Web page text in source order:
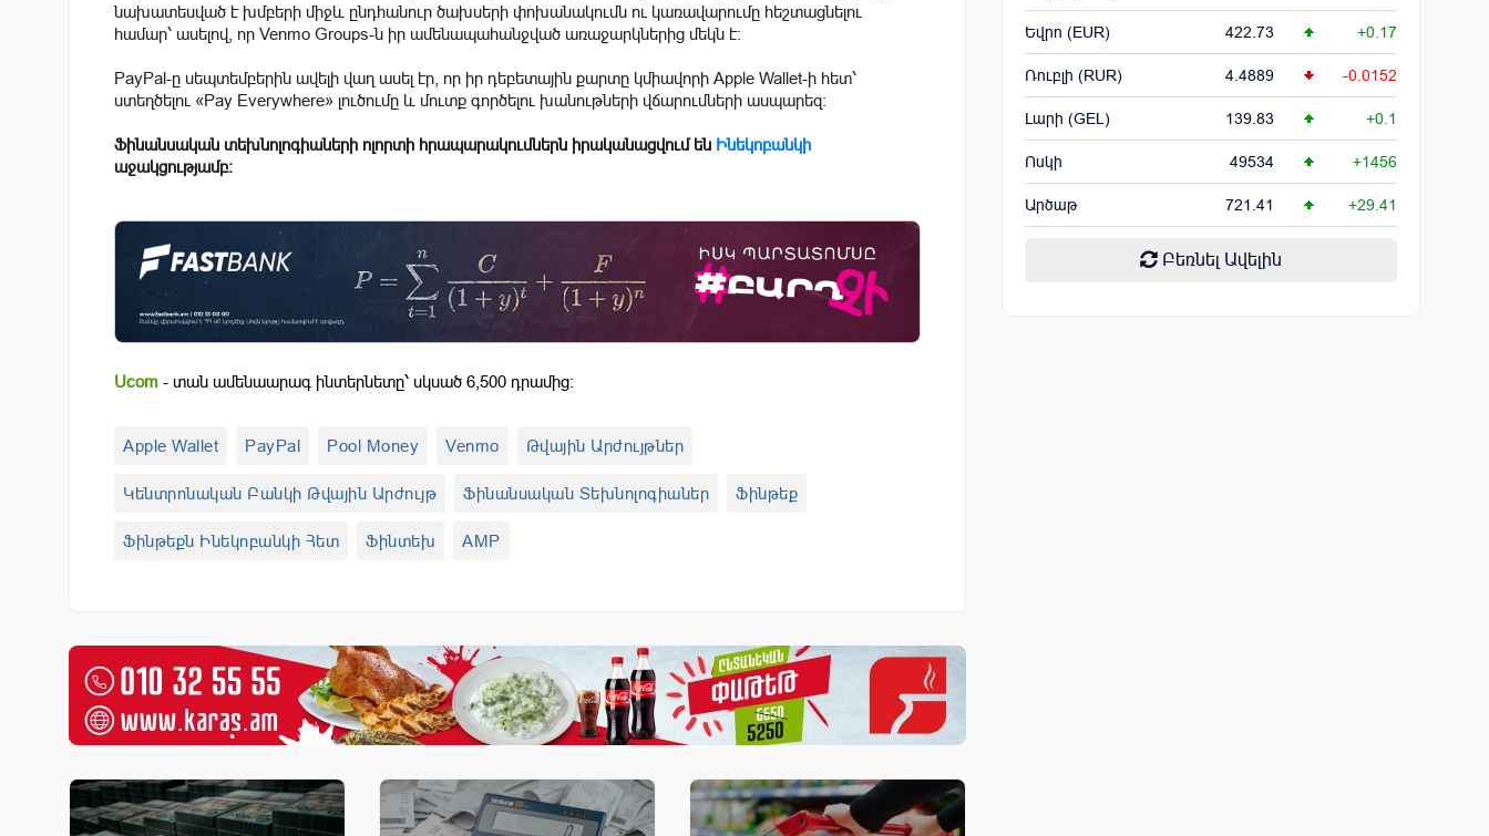
նախատեսված է խմբերի միջև ընդհանուր ծախսերի փոխանակումն ու կառավարումը հեշտացնելու
համար՝ ասելով, որ Venmo Groups-ն իր ամենապահանջված առաջարկներից մեկն է:
PayPal-ը սեպտեմբերին ավելի վաղ ասել էր, որ իր դեբետային քարտը կմիավորի Apple Wallet-ի հետ՝
ստեղծելու «Pay Everywhere» լուծումը և մուտք գործելու խանութների վճարումների ասպարեզ:
Ֆինանսական տեխնոլոգիաների ոլորտի հրապարակումներն իրականացվում են Ինեկոբանկի
աջակցությամբ։
Ucom - տան ամենաարագ ինտերնետը՝ սկսած 6,500 դրամից:
Apple Wallet PayPal Pool Money Venmo Թվային Արժույթներ
Կենտրոնական Բանկի Թվային Արժույթ Ֆինանսական Տեխնոլոգիաներ Ֆինթեք
Ֆինթեքն Ինեկոբանկի Հետ Ֆինտեխ AMP
Եվրո (EUR) 422.73 +0.17
Ռուբլի (RUR) 4.4889 -0.0152
Լարի (GEL) 139.83 +0.1
Ոսկի 49534 +1456
Արծաթ 721.41 +29.41
Բեռնել Ավելին